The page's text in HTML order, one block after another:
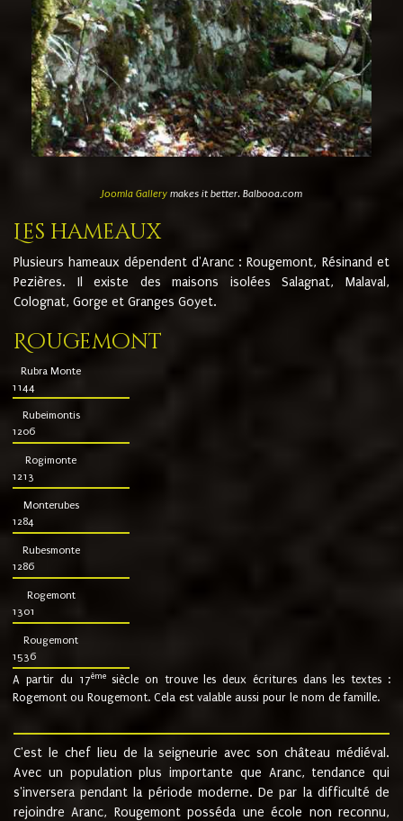
Joomla Gallerymakes it better. Balbooa.com
Les hameaux
Plusieurs hameaux dépendent d'Aranc : Rougemont, Résinand et
Pezières. Il existe des maisons isolées Salagnat, Malaval,
Colognat, Gorge et Granges Goyet.
Rougemont
Rubra Monte
1144
Rubeimontis
1206
Rogimonte
1213
Monterubes
1284
Rubesmonte
1286
Rogemont
1301
Rougemont
1536
A partir du 17ème siècle on trouve les deux écritures dans les textes :
Rogemont ou Rougemont. Cela est valable aussi pour le nom de famille.
C'est le chef lieu de la seigneurie avec son château médiéval.
Avec un population plus importante que Aranc, tendance qui
s'inversera pendant la période moderne. De par la difficulté de
rejoindre Aranc, Rougemont posséda une école non reconnu,